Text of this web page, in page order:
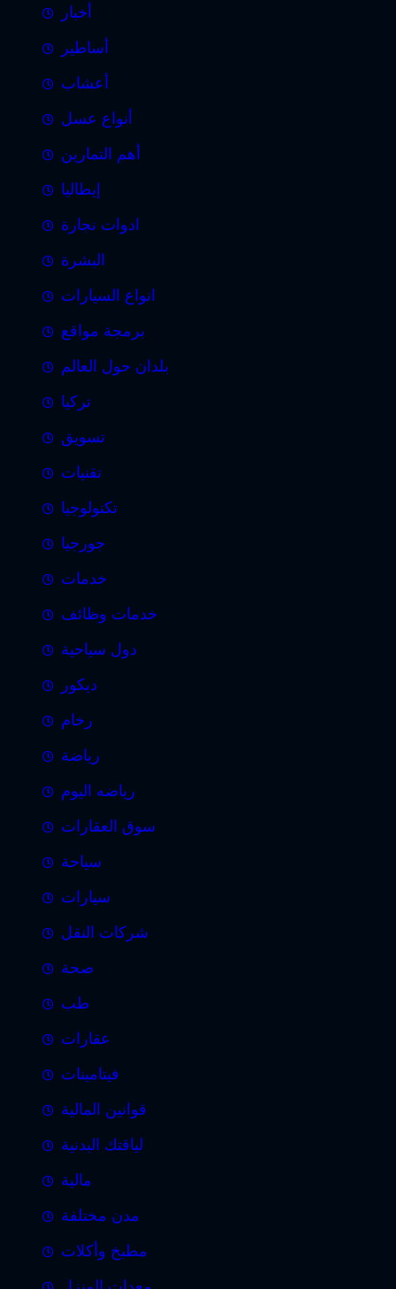
أخبار
أساطير
أعشاب
أنواع عسل
أهم التمارين
إيطاليا
ادوات نجارة
البشرة
انواع السيارات
برمجة مواقع
بلدان حول العالم
تركيا
تسويق
تقنيات
تكنولوجيا
جورجيا
خدمات
خدمات وظائف
دول سياحية
ديكور
رخام
رياضة
رياضه اليوم
سوق العقارات
سياحة
سيارات
شركات النقل
صحة
طب
عقارات
فيتامينات
قوانين المالية
لياقتك البدنية
مالية
مدن مختلفة
مطبخ وأكلات